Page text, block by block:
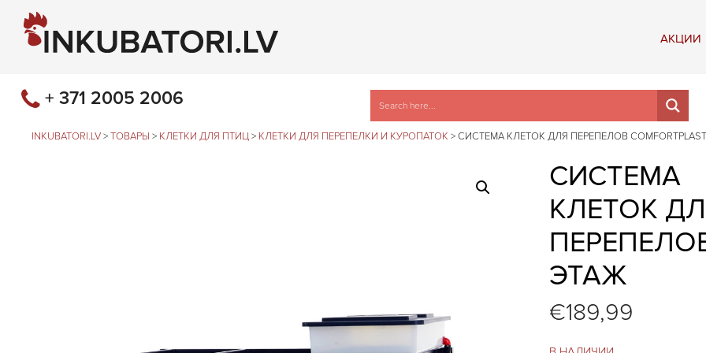
АКЦИИ
+ 371 2005 2006
INKUBATORI.LV > ТОВАРЫ > КЛЕТКИ ДЛЯ ПТИЦ > КЛЕТКИ ДЛЯ ПЕРЕПЕЛКИ И КУРОПАТОК > СИСТЕМА КЛЕТОК ДЛЯ ПЕРЕПЕЛОВ
СИСТЕМА
КЛЕТОК
ПЕРЕПЕЛОВ
ЭТАЖ
€189,99